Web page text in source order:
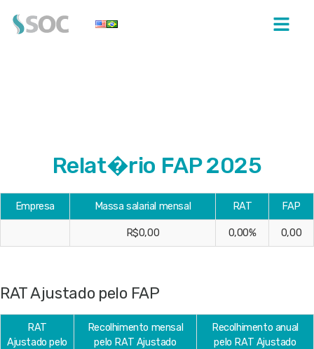
Relat�rio FAP 2025
Empresa Massa salarial mensal RAT FAP
R$0,00 0,00% 0,00
RAT Ajustado pelo FAP
RAT
Ajustado pelo
Recolhimento mensal
pelo RAT Ajustado
Recolhimento anual
pelo RAT Ajustado